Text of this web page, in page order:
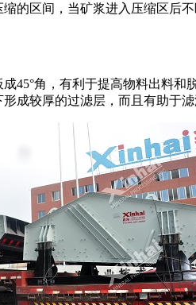
的区间，当矿浆进入压缩区后
45°角，有利于提高物料出料
较厚的过滤层，而且有助于